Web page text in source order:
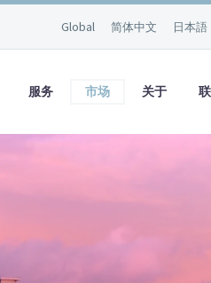
Global 简体中文 日本語
服务 市场 关于